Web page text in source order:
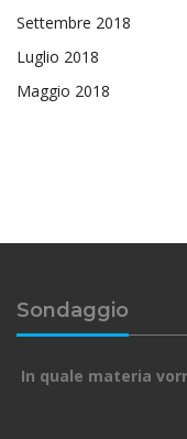
Settembre 2018
Luglio 2018
Maggio 2018
Sondaggio
In quale materia